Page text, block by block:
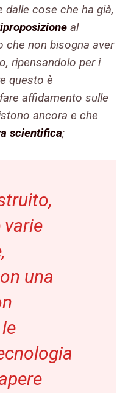
dalle cose che ha già,
al
che non bisogna aver
ripensandolo per i
questo è
affidamento sulle
ancora e che
scientifica;
una